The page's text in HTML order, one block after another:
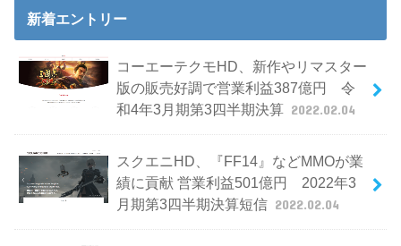
新着エントリー
コーエーテクモHD、新作やリマスター
版の販売好調で営業利益387億円 令
和4年3月期第3四半期決算 2022.02.04
スクエニHD、『FF14』などMMOが業
績に貢献 営業利益501億円 2022年3
月期第3四半期決算短信 2022.02.04